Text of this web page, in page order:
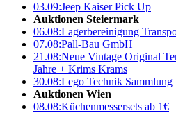
03.09:Jeep Kaiser Pick Up
Auktionen Steiermark
06.08:Lagerbereinigung
07.08:Pall-Bau GmbH
21.08:Neue Vintage Original
Jahre + Krims Krams
30.08:Lego Technik Sammlung
Auktionen Wien
08.08:Küchenmessersets ab 1€